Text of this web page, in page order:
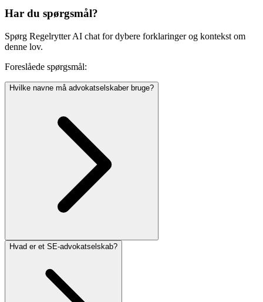
Har du spørgsmål?
Spørg Regelrytter AI chat for dybere forklaringer og kontekst om
denne lov.
Foreslåede spørgsmål:
Hvilke navne må advokatselskaber bruge?
Hvad er et SE-advokatselskab?